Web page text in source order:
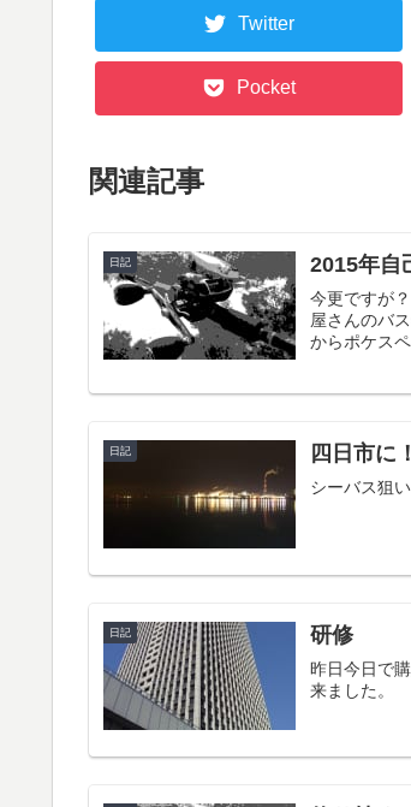
Twitter
Pocket
関連記事
日記 2015年自
今更ですが
屋さんのバ
からポケス
日記 四日市に！
シーバス狙
日記 研修
昨日今日で
来ました。